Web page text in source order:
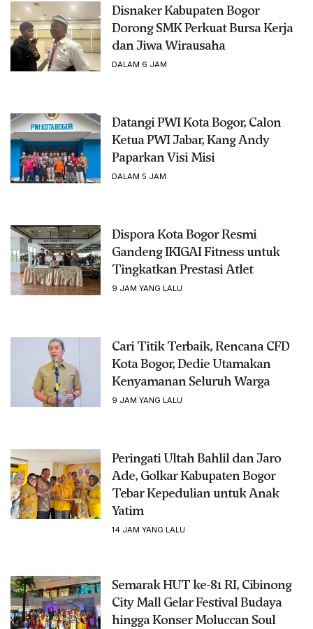
Disnaker Kabupaten Bogor
Dorong SMK Perkuat Bursa Kerja
dan Jiwa Wirausaha
DALAM 6 JAM
Datangi PWI Kota Bogor, Calon
Ketua PWI Jabar, Kang Andy
Paparkan Visi Misi
DALAM 5 JAM
Dispora Kota Bogor Resmi
Gandeng IKIGAI Fitness untuk
Tingkatkan Prestasi Atlet
9 JAM YANG LALU
Cari Titik Terbaik, Rencana CFD
Kota Bogor, Dedie Utamakan
Kenyamanan Seluruh Warga
9 JAM YANG LALU
Peringati Ultah Bahlil dan Jaro
Ade, Golkar Kabupaten Bogor
Tebar Kepedulian untuk Anak
Yatim
14 JAM YANG LALU
Semarak HUT ke-81 RI, Cibinong
City Mall Gelar Festival Budaya
hingga Konser Moluccan Soul